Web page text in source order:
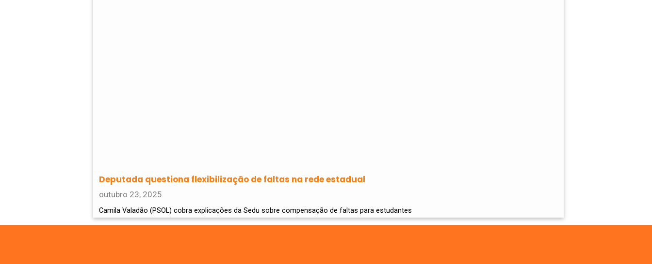
Deputada questiona flexibilização de faltas na rede estadual
outubro 23, 2025
Camila Valadão (PSOL) cobra explicações da Sedu sobre compensação de faltas para estudantes